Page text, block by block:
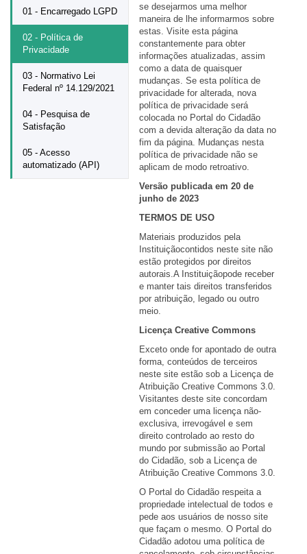
01 - Encarregado LGPD
02 - Política de
Privacidade
03 - Normativo Lei
Federal nº 14.129/2021
04 - Pesquisa de
Satisfação
05 - Acesso
automatizado (API)
se desejarmos uma melhor
maneira de lhe informarmos sobre
estas. Visite esta página
constantemente para obter
informações atualizadas, assim
como a data de quaisquer
mudanças. Se esta política de
privacidade for alterada, nova
política de privacidade será
colocada no Portal do Cidadão
com a devida alteração da data no
fim da página. Mudanças nesta
política de privacidade não se
aplicam de modo retroativo.
Versão publicada em 20 de
junho de 2023
TERMOS DE USO
Materiais produzidos pela
Instituiçãocontidos neste site não
estão protegidos por direitos
autorais.A Instituiçãopode receber
e manter tais direitos transferidos
por atribuição, legado ou outro
meio.
Licença Creative Commons
Exceto onde for apontado de outra
forma, conteúdos de terceiros
neste site estão sob a Licença de
Atribuição Creative Commons 3.0.
Visitantes deste site concordam
em conceder uma licença não-
exclusiva, irrevogável e sem
direito controlado ao resto do
mundo por submissão ao Portal
do Cidadão, sob a Licença de
Atribuição Creative Commons 3.0.
O Portal do Cidadão respeita a
propriedade intelectual de todos e
pede aos usuários de nosso site
que façam o mesmo. O Portal do
Cidadão adotou uma política de